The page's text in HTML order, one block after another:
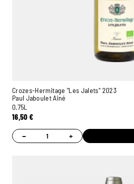
Crozes-Hermitage "Les Jalets" 2023
Paul Jaboulet Aîné
0,75L
16,50€
− +